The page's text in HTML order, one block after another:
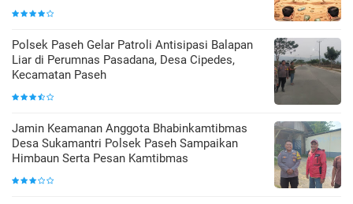
Polsek Paseh Gelar Patroli Antisipasi Balapan
Liar di Perumnas Pasadana, Desa Cipedes,
Kecamatan Paseh
Jamin Keamanan Anggota Bhabinkamtibmas
Desa Sukamantri Polsek Paseh Sampaikan
Himbaun Serta Pesan Kamtibmas